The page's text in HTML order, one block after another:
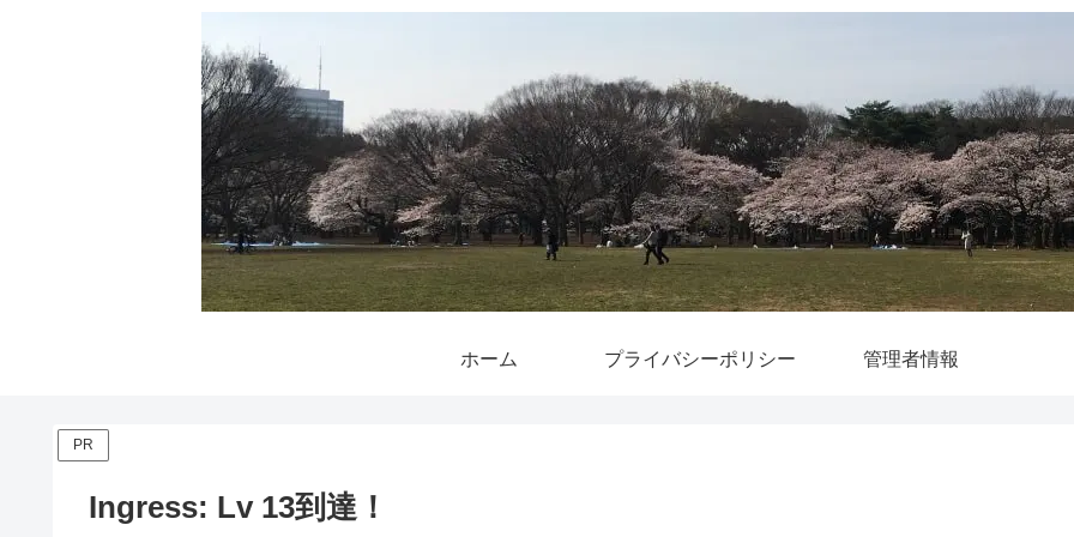
ホーム プライバシーポリシー 管理者情報
PR
Ingress: Lv 13到達！